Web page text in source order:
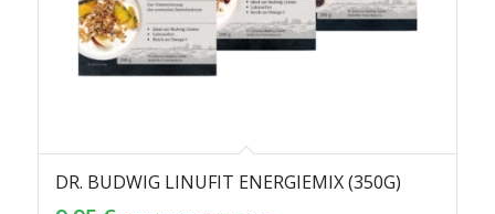
DR. BUDWIG LINUFIT ENERGIEMIX (350G)